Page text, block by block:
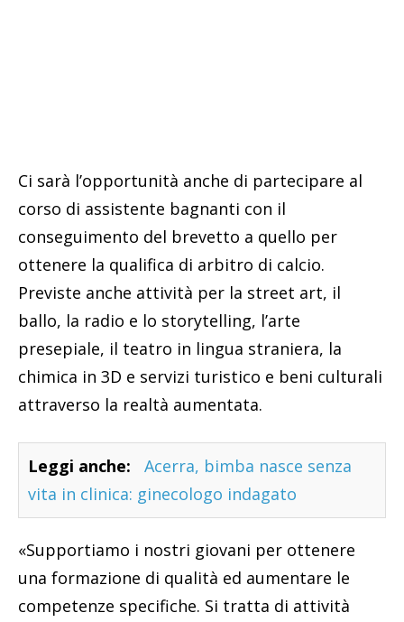
Ci sarà l’opportunità anche di partecipare al
corso di assistente bagnanti con il
conseguimento del brevetto a quello per
ottenere la qualifica di arbitro di calcio.
Previste anche attività per la street art, il
ballo, la radio e lo storytelling, l’arte
presepiale, il teatro in lingua straniera, la
chimica in 3D e servizi turistico e beni culturali
attraverso la realtà aumentata.
Leggi anche:
Acerra, bimba nasce senza
vita in clinica: ginecologo indagato
«Supportiamo i nostri giovani per ottenere
una formazione di qualità ed aumentare le
competenze specifiche. Si tratta di attività